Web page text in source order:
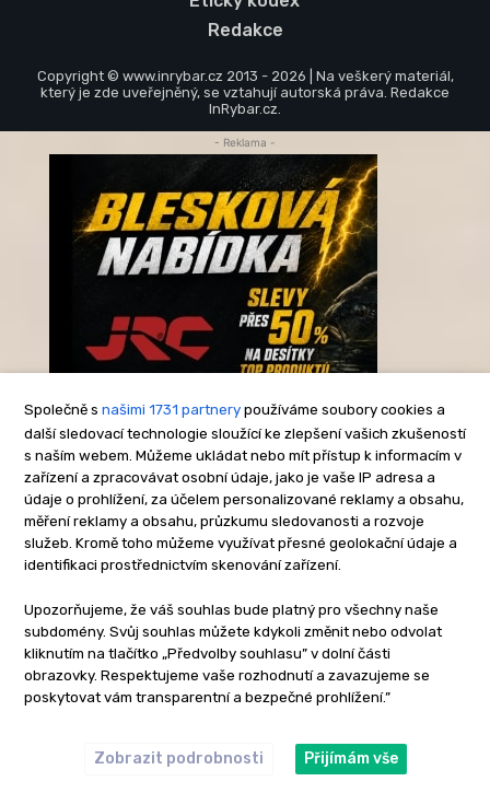
Redakce
Copyright © www.inrybar.cz 2013 - 2026 | Na veškerý materiál,
který je zde uveřejněný, se vztahují autorská práva. Redakce
InRybar.cz.
Společně s našimi 1731 partnery používáme soubory cookies a
další sledovací technologie sloužící ke zlepšení vašich zkušeností
s naším webem. Můžeme ukládat nebo mít přístup k informacím v
zařízení a zpracovávat osobní údaje, jako je vaše IP adresa a
údaje o prohlížení, za účelem personalizované reklamy a obsahu,
měření reklamy a obsahu, průzkumu sledovanosti a rozvoje
služeb. Kromě toho můžeme využívat přesné geolokační údaje a
identifikaci prostřednictvím skenování zařízení.
Upozorňujeme, že váš souhlas bude platný pro všechny naše
subdomény. Svůj souhlas můžete kdykoli změnit nebo odvolat
kliknutím na tlačítko „Předvolby souhlasu” v dolní části
obrazovky. Respektujeme vaše rozhodnutí a zavazujeme se
poskytovat vám transparentní a bezpečné prohlížení.”
Zobrazit podrobnosti Přijímám vše
- Reklama -
-Reklama-